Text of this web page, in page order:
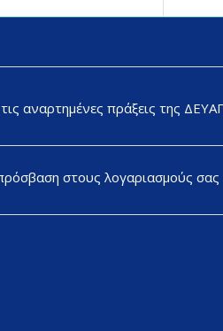
αναρτημένες πράξεις της
στους λογαριασμούς